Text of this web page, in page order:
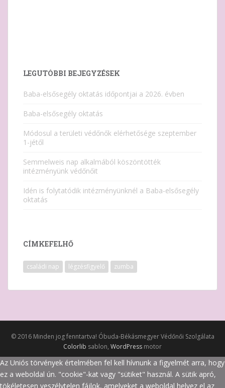
LEGUTÓBBI BEJEGYZÉSEK
Baba-elsősegély oktatás időpontjai a 2026. évben
Baba-elsősegély oktatás
Módosul a területi védőnők elérhetősége szeptember
1-jétől
Semmelweis nap alkalmából köszöntötték
intézményünk védőnőit
Idén is folytatódik intézményünknél a Baba-elsősegély
oktatás
CÍMKEFELHŐ
családi nap légzésfigyelő zumba
© 2016 Minden jog fenntartva! Óbuda-Békásmegyer Védőnői Szolgálata
Colorlib sablon, WordPress motor
Az Uniós törvények értelmében fel kell hívnunk a figyelmét arra, hogy
ez a weboldal ún. "cookie"-kat vagy "sütiket" használ. A sütik apró,
tökéletesen veszélytelen fájlok, amelyeket a weboldal helyez el az